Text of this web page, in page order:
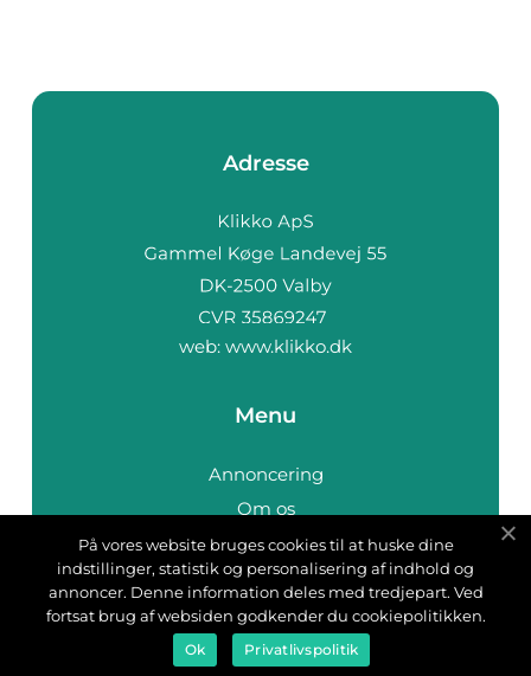
Adresse
web: www.klikko.dk
Menu
Annoncering
Om os
Cookies
Kontakt os
Sitemap
På vores website bruges cookies til at huske dine
indstillinger, statistik og personalisering af indhold og
annoncer. Denne information deles med tredjepart. Ved
fortsat brug af websiden godkender du cookiepolitikken.
Ok Privatlivspolitik